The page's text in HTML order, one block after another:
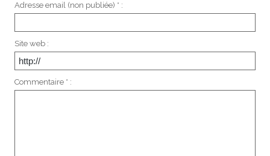
Adresse email (non publiée) * :
Site web :
Commentaire * :